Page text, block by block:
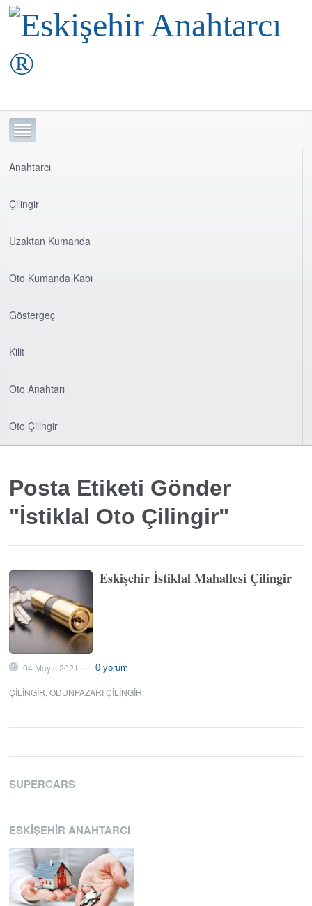
Anahtarcı
Çilingir
Uzaktan Kumanda
Oto Kumanda Kabı
Göstergeç
Kilit
Oto Anahtarı
Oto Çilingir
Posta Etiketi Gönder
"İstiklal Oto Çilingir"
Eskişehir İstiklal Mahallesi Çilingir
04 Mayıs 2021 0 yorum
ÇILINGIR,ODUNPAZARI ÇILINGIR:
SUPERCARS
ESKIŞEHIR ANAHTARCI